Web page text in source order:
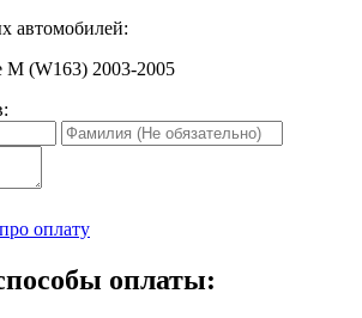
автомобилей:
M (W163) 2003-2005
оплату
оплаты: